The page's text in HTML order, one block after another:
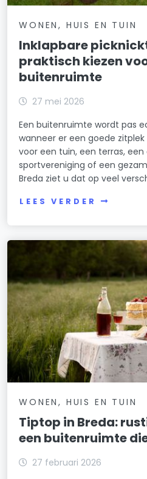
WONEN, HUIS EN TUIN
Inklapbare
praktisch kiezen
buitenruimte
27 mei 2026
Een buitenruimte wordt pas
wanneer er een goede
voor een tuin, een terras,
sportvereniging of een
Breda ziet u dat op veel
LEES VERDER
WONEN, HUIS EN TUIN
Tiptop in Breda:
een buitenruimte
27 februari 2026